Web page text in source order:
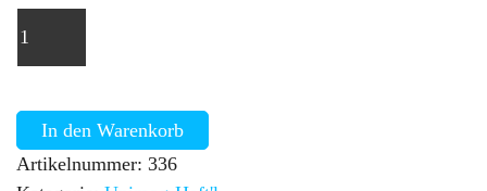
In den Warenkorb
Artikelnummer: 336